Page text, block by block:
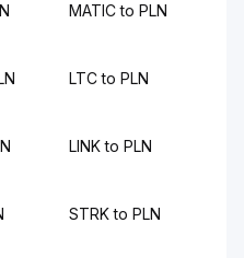
MATIC to PLN
LTC to PLN
LINK to PLN
STRK to PLN